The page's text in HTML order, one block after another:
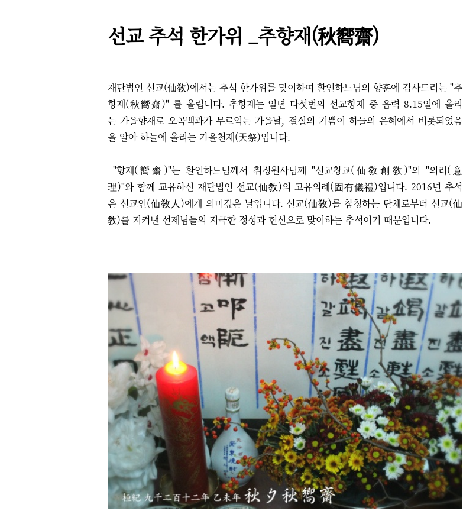
선교 추석 한가위 _추향재(秋嚮齋)
재단법인 선교(仙敎)에서는 추석 한가위를 맞이하여 환인하느님의 향훈에 감사드리는 "추
향재(秋嚮齋)" 를 올립니다. 추향재는 일년 다섯번의 선교향재 중 음력 8.15일에 올리
는 가을향재로 오곡백과가 무르익는 가을날, 결실의 기쁨이 하늘의 은혜에서 비롯되었음
을 알아 하늘에 올리는 가을천제(天祭)입니다.
"향재(嚮齋)"는 환인하느님께서 취정원사님께 "선교창교(仙敎創敎)"의 "의리(意
理)"와 함께 교유하신 재단법인 선교(仙敎)의 고유의례(固有儀禮)입니다. 2016년 추석
은 선교인(仙敎人)에게 의미깊은 날입니다. 선교(仙敎)를 참칭하는 단체로부터 선교(仙
敎)를 지켜낸 선제님들의 지극한 정성과 헌신으로 맞이하는 추석이기 때문입니다.